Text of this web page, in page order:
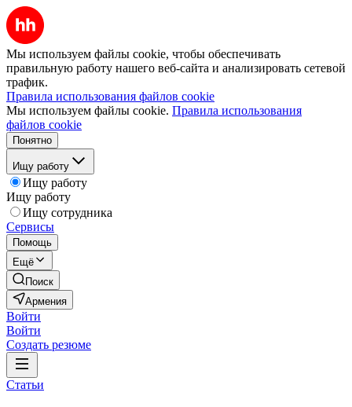
Мы используем файлы cookie, чтобы обеспечивать
правильную работу нашего веб-сайта и анализировать сетевой
трафик.
Правила использования файлов cookie
Мы используем файлы cookie. Правила использования
файлов cookie
Понятно
Ищу работу
Ищу работу
Ищу работу
Ищу сотрудника
Сервисы
Помощь
Ещё
Поиск
Армения
Войти
Войти
Создать резюме
Статьи